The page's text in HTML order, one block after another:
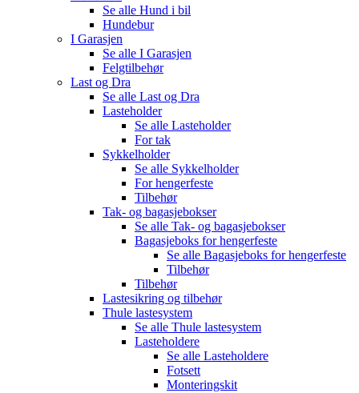
Se alle Hund i bil
Hundebur
I Garasjen
Se alle I Garasjen
Felgtilbehør
Last og Dra
Se alle Last og Dra
Lasteholder
Se alle Lasteholder
For tak
Sykkelholder
Se alle Sykkelholder
For hengerfeste
Tilbehør
Tak- og bagasjebokser
Se alle Tak- og bagasjebokser
Bagasjeboks for hengerfeste
Se alle Bagasjeboks for hengerfeste
Tilbehør
Tilbehør
Lastesikring og tilbehør
Thule lastesystem
Se alle Thule lastesystem
Lasteholdere
Se alle Lasteholdere
Fotsett
Monteringskit